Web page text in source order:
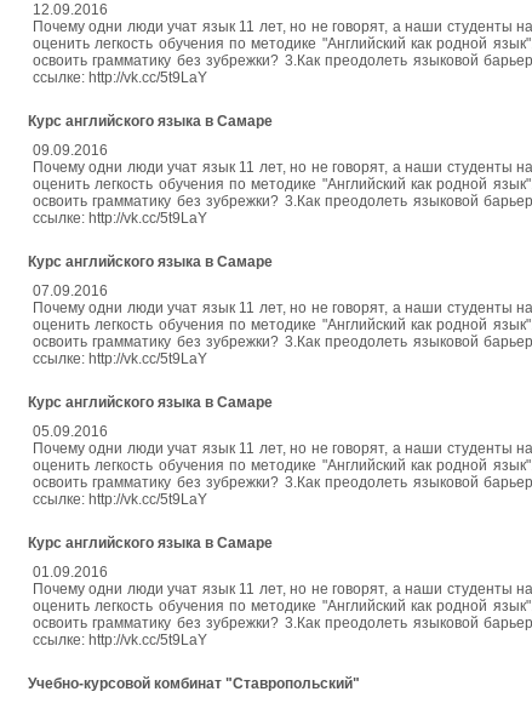
12.09.2016
Почему одни люди учат язык 11 лет, но не говорят, а наши студенты
оценить легкость обучения по методике "Английский как родной
освоить грамматику без зубрежки? 3.Как преодолеть языковой
ссылке: http://vk.cc/5t9LaY
Курс английского языка в Самаре
09.09.2016
Почему одни люди учат язык 11 лет, но не говорят, а наши студенты
оценить легкость обучения по методике "Английский как родной
освоить грамматику без зубрежки? 3.Как преодолеть языковой
ссылке: http://vk.cc/5t9LaY
Курс английского языка в Самаре
07.09.2016
Почему одни люди учат язык 11 лет, но не говорят, а наши студенты
оценить легкость обучения по методике "Английский как родной
освоить грамматику без зубрежки? 3.Как преодолеть языковой
ссылке: http://vk.cc/5t9LaY
Курс английского языка в Самаре
05.09.2016
Почему одни люди учат язык 11 лет, но не говорят, а наши студенты
оценить легкость обучения по методике "Английский как родной
освоить грамматику без зубрежки? 3.Как преодолеть языковой
ссылке: http://vk.cc/5t9LaY
Курс английского языка в Самаре
01.09.2016
Почему одни люди учат язык 11 лет, но не говорят, а наши студенты
оценить легкость обучения по методике "Английский как родной
освоить грамматику без зубрежки? 3.Как преодолеть языковой
ссылке: http://vk.cc/5t9LaY
Учебно-курсовой комбинат "Ставропольский"